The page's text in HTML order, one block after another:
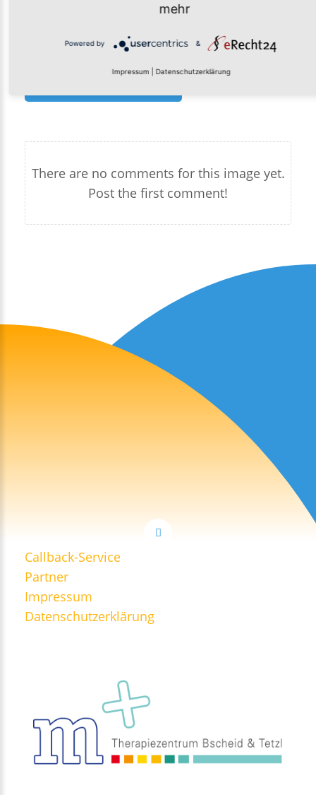
There are no comments for this image yet.
Post the first comment!
Callback-Service
Partner
Impressum
Datenschutzerklärung
mehr
Powered by &
Impressum Datenschutzerklärung